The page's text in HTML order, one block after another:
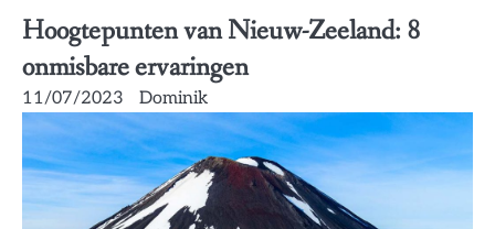
Hoogtepunten van Nieuw-Zeeland: 8
onmisbare ervaringen
11/07/2023 Dominik